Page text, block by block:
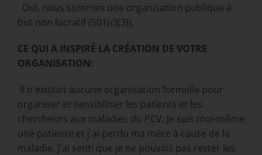
Oui, nous sommes une organisation publique à
but non lucratif (501(c)(3)).
CE QUI A INSPIRÉ LA CRÉATION DE VOTRE
ORGANISATION:
Il n'existait aucune organisation formelle pour
organiser et sensibiliser les patients et les
chercheurs aux maladies du PCV. Je suis moi-même
une patiente et j'ai perdu ma mère à cause de la
maladie. J'ai senti que je ne pouvais pas rester les